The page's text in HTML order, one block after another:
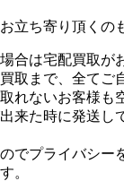
立ち寄り頂くの
合は宅配買取が
取まで、全てご
れないお客様も
来た時に発送し
でプライバシー
。